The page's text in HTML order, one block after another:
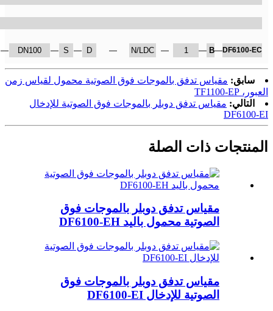
DF6100-EC
—
B
—
1
—
N/LDC
—
D
—
S
—
DN100
—
سابق: مقياس تدفق بالموجات فوق الصوتية محمول لقياس زمن
العبور، TF1100-EP
التالي: مقياس تدفق دوبلر بالموجات فوق الصوتية للإدخال
DF6100-EI
المنتجات ذات الصلة
مقياس تدفق دوبلر بالموجات فوق
الصوتية محمول باليد DF6100-EH
مقياس تدفق دوبلر بالموجات فوق
الصوتية للإدخال DF6100-EI